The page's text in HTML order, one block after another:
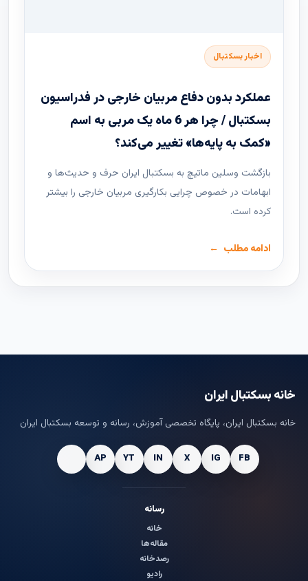
اخبار بسکتبال
عملکرد بدون دفاع مربیان خارجی در فدراسیون
بسکتبال / چرا هر 6 ماه یک مربی به اسم
«کمک به پایه‌ها» تغییر می‌کند؟
بازگشت وسلین ماتیچ به بسکتبال ایران حرف و حدیث‌ها و
ابهامات در خصوص چرایی بکارگیری مربیان خارجی را بیشتر
کرده است.
ادامه مطلب
خانه بسکتبال ایران
خانه بسکتبال ایران، پایگاه تخصصی آموزش، رسانه و توسعه بسکتبال ایران
رسانه
خانه
مقاله‌ها
رصدخانه
رادیو